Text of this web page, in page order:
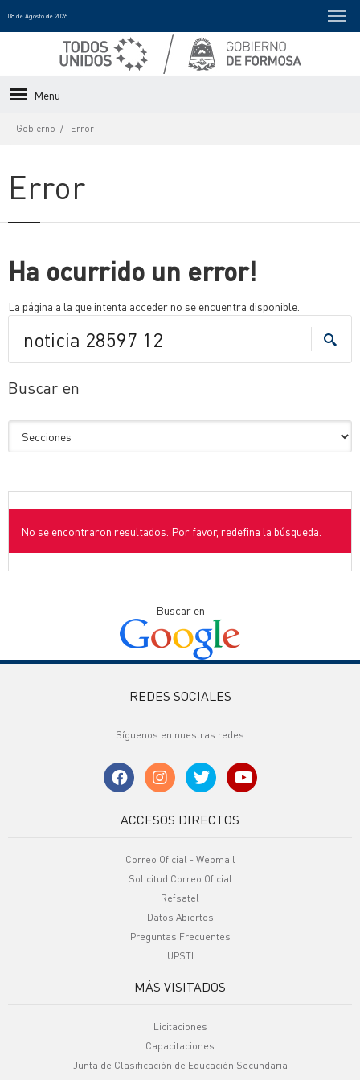
08 de Agosto de 2026
Menu
Gobierno Error
Error
Ha ocurrido un error!
La página a la que intenta acceder no se encuentra disponible.
Buscar en
No se encontraron resultados. Por favor, redefina la búsqueda.
Buscar en
REDES SOCIALES
Síguenos en nuestras redes
ACCESOS DIRECTOS
Correo Oficial - Webmail
Solicitud Correo Oficial
Refsatel
Datos Abiertos
Preguntas Frecuentes
UPSTI
MÁS VISITADOS
Licitaciones
Capacitaciones
Junta de Clasificación de Educación Secundaria